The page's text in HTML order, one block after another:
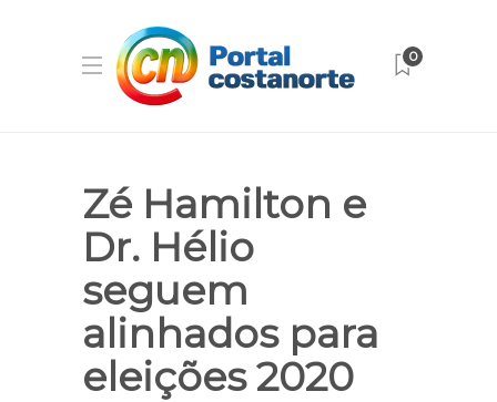
0
Zé Hamilton e
Dr. Hélio
seguem
alinhados para
eleições 2020